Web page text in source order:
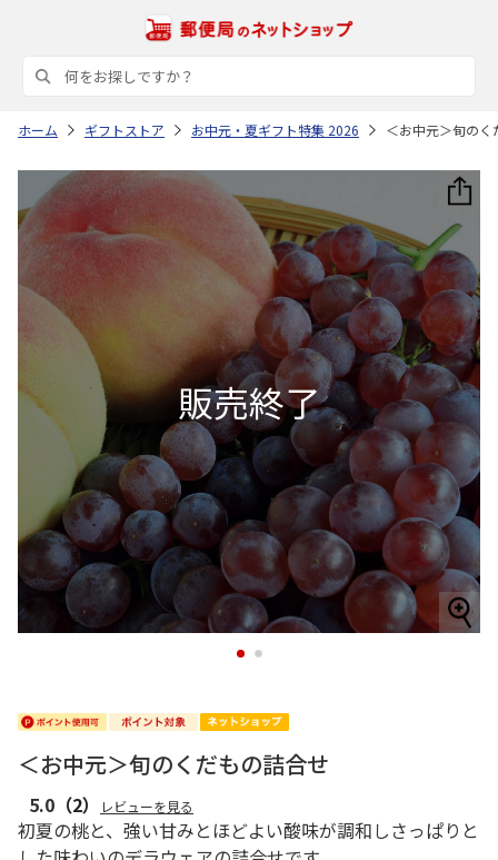
ホーム ギフトストア お中元・夏ギフト特集 2026 ＜お中元＞旬のく
1 2
＜お中元＞旬のくだもの詰合せ
5.0 （2） レビューを見る
初夏の桃と、強い甘みとほどよい酸味が調和しさっぱりと